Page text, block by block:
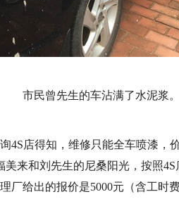
市民曾先生的车沾满了水泥浆。
4S店得知，维修只能全车喷漆，
来和刘先生的尼桑阳光，按照
厂给出的报价是5000元（含工时费